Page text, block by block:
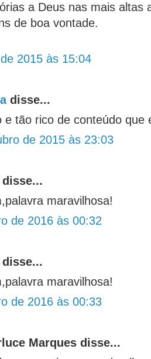
a Deus nas mais altas
de boa vontade.
2015 às 15:04
disse...
e tão rico de conteúdo que
de 2015 às 23:03
disse...
maravilhosa!
de 2016 às 00:32
disse...
maravilhosa!
de 2016 às 00:33
Marques disse...